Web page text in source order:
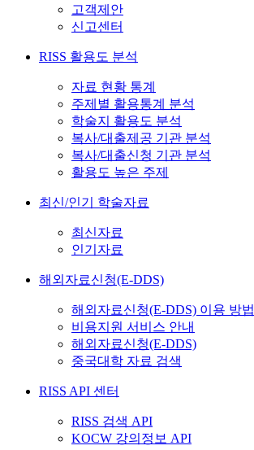
고객제안
신고센터
RISS 활용도 분석
자료 현황 통계
주제별 활용통계 분석
학술지 활용도 분석
복사/대출제공 기관 분석
복사/대출신청 기관 분석
활용도 높은 주제
최신/인기 학술자료
최신자료
인기자료
해외자료신청(E-DDS)
해외자료신청(E-DDS) 이용 방법
비용지원 서비스 안내
해외자료신청(E-DDS)
중국대학 자료 검색
RISS API 센터
RISS 검색 API
KOCW 강의정보 API